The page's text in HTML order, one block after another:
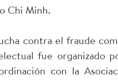
Chi Minh.
contra el fraude
fue organizado
con la